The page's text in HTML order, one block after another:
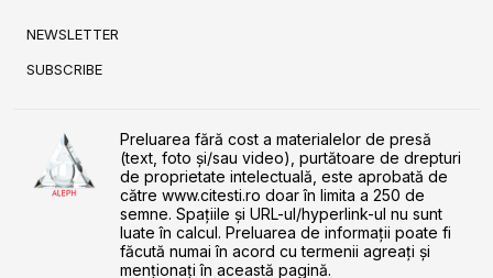
NEWSLETTER
SUBSCRIBE
Preluarea fără cost a materialelor de presă
(text, foto și/sau video), purtătoare de drepturi
de proprietate intelectuală, este aprobată de
către www.citesti.ro doar în limita a 250 de
semne. Spaţiile şi URL-ul/hyperlink-ul nu sunt
luate în calcul. Preluarea de informaţii poate fi
făcută numai în acord cu termenii agreaţi şi
menţionaţi în această pagină.